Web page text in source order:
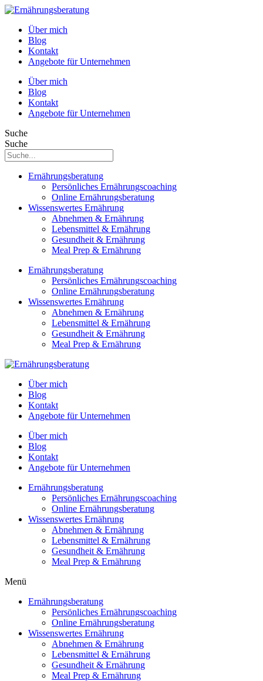
Über mich
Blog
Kontakt
Angebote für Unternehmen
Über mich
Blog
Kontakt
Angebote für Unternehmen
Suche
Suche
Ernährungsberatung
Persönliches Ernährungscoaching
Online Ernährungsberatung
Wissenswertes Ernährung
Abnehmen & Ernährung
Lebensmittel & Ernährung
Gesundheit & Ernährung
Meal Prep & Ernährung
Ernährungsberatung
Persönliches Ernährungscoaching
Online Ernährungsberatung
Wissenswertes Ernährung
Abnehmen & Ernährung
Lebensmittel & Ernährung
Gesundheit & Ernährung
Meal Prep & Ernährung
Über mich
Blog
Kontakt
Angebote für Unternehmen
Über mich
Blog
Kontakt
Angebote für Unternehmen
Ernährungsberatung
Persönliches Ernährungscoaching
Online Ernährungsberatung
Wissenswertes Ernährung
Abnehmen & Ernährung
Lebensmittel & Ernährung
Gesundheit & Ernährung
Meal Prep & Ernährung
Menü
Ernährungsberatung
Persönliches Ernährungscoaching
Online Ernährungsberatung
Wissenswertes Ernährung
Abnehmen & Ernährung
Lebensmittel & Ernährung
Gesundheit & Ernährung
Meal Prep & Ernährung